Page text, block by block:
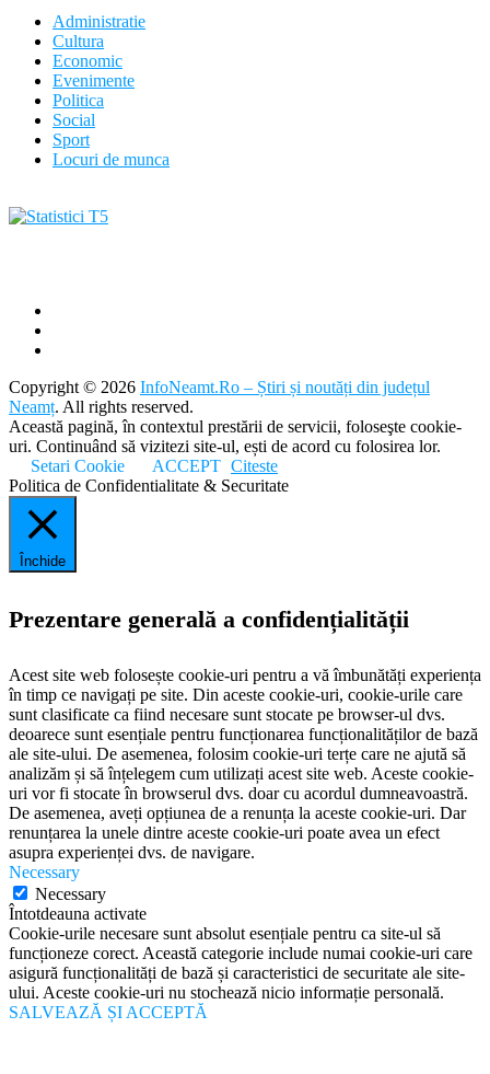
Administratie
Cultura
Economic
Evenimente
Politica
Social
Sport
Locuri de munca
Copyright © 2026 InfoNeamt.Ro – Știri și noutăți din județul
Neamț. All rights reserved.
Această pagină, în contextul prestării de servicii, foloseşte cookie-
uri. Continuând să vizitezi site-ul, ești de acord cu folosirea lor.
Setari Cookie
ACCEPT Citeste
Politica de Confidentialitate & Securitate
Închide
Prezentare generală a confidențialității
Acest site web folosește cookie-uri pentru a vă îmbunătăți experiența
în timp ce navigați pe site. Din aceste cookie-uri, cookie-urile care
sunt clasificate ca fiind necesare sunt stocate pe browser-ul dvs.
deoarece sunt esențiale pentru funcționarea funcționalităților de bază
ale site-ului. De asemenea, folosim cookie-uri terțe care ne ajută să
analizăm și să înțelegem cum utilizați acest site web. Aceste cookie-
uri vor fi stocate în browserul dvs. doar cu acordul dumneavoastră.
De asemenea, aveți opțiunea de a renunța la aceste cookie-uri. Dar
renunțarea la unele dintre aceste cookie-uri poate avea un efect
asupra experienței dvs. de navigare.
Necessary
Necessary
Întotdeauna activate
Cookie-urile necesare sunt absolut esențiale pentru ca site-ul să
funcționeze corect. Această categorie include numai cookie-uri care
asigură funcționalități de bază și caracteristici de securitate ale site-
ului. Aceste cookie-uri nu stochează nicio informație personală.
SALVEAZĂ ȘI ACCEPTĂ